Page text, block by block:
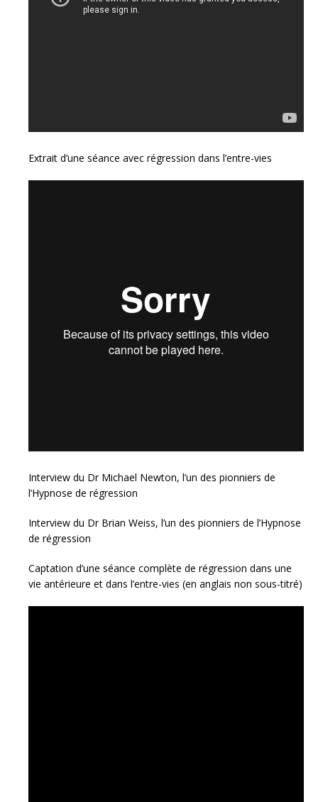
Extrait d’une séance avec régression dans l’entre-vies
Interview du Dr Michael Newton, l’un des pionniers de
l’Hypnose de régression
Interview du Dr Brian Weiss, l’un des pionniers de l’Hypnose
de régression
Captation d’une séance complète de régression dans une
vie antérieure et dans l’entre-vies (en anglais non sous-titré)